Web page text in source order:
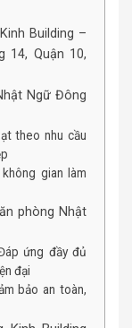
Building –
14, Quận 10,
Ngữ Đông
theo nhu cầu
gian làm
phòng Nhật
ứng đầy đủ
đại
bảo an toàn,